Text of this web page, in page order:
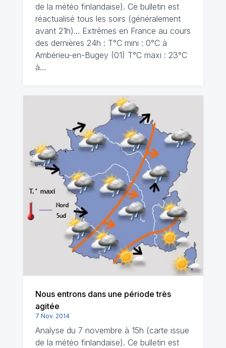
de la météo finlandaise). Ce bulletin est
réactualisé tous les soirs (généralement
avant 21h)... Extrêmes en France au cours
des dernières 24h : T°C mini : 0°C à
Ambérieu-en-Bugey (01) T°C maxi : 23°C
à…
Nous entrons dans une période très
agitée
7 Nov. 2014
Analyse du 7 novembre à 15h (carte issue
de la météo finlandaise). Ce bulletin est